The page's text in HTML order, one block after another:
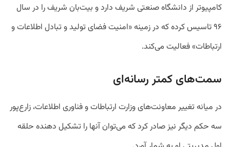
کامپیوتر از دانشگاه صنعتی شریف دارد و بیت‌بان شریف را در سال
۹۶ تاسیس کرده که در زمینه «امنیت فضای تولید و تبادل اطلاعات و
ارتباطات» فعالیت می‌کند.
سمت‌های کمتر رسانه‌ای
در میانه تغییر معاونت‌های وزارت ارتباطات و فناوری اطلاعات، زارع‌پور
سه حکم دیگر نیز صادر کرد که می‌توان آنها را تشکیل دهنده حلقه